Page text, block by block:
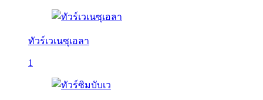
ทัวร์เวเนซุเอลา
1